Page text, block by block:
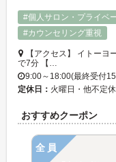
#個人サロン・プライベ
#カウンセリング重視
【アクセス】 イトー
で7分 【…
9:00～18:00(最終受付
定休日： 火曜日・他不定休
おすすめクーポン
全員